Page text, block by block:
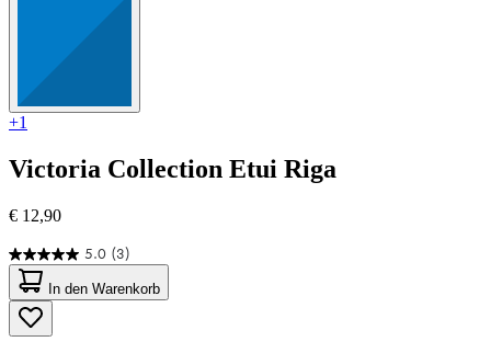
+1
Victoria Collection Etui Riga
€ 12,90
5.0 (3)
5.0
von
5
Sternen.
3
In den Warenkorb